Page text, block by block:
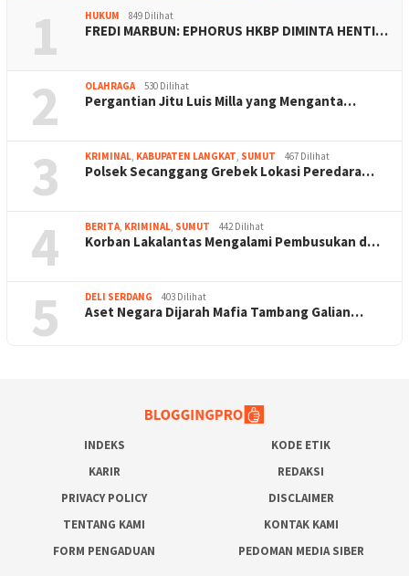
1 HUKUM 849 Dilihat
FREDI MARBUN: EPHORUS HKBP DIMINTA HENTI…
2 OLAHRAGA 530 Dilihat
Pergantian Jitu Luis Milla yang Menganta…
3 KRIMINAL, KABUPATEN LANGKAT, SUMUT 467 Dilihat
Polsek Secanggang Grebek Lokasi Peredara…
4 BERITA, KRIMINAL, SUMUT 442 Dilihat
Korban Lakalantas Mengalami Pembusukan d…
5 DELI SERDANG 403 Dilihat
Aset Negara Dijarah Mafia Tambang Galian…
INDEKS
KODE ETIK
KARIR
REDAKSI
PRIVACY POLICY
DISCLAIMER
TENTANG KAMI
KONTAK KAMI
FORM PENGADUAN
PEDOMAN MEDIA SIBER